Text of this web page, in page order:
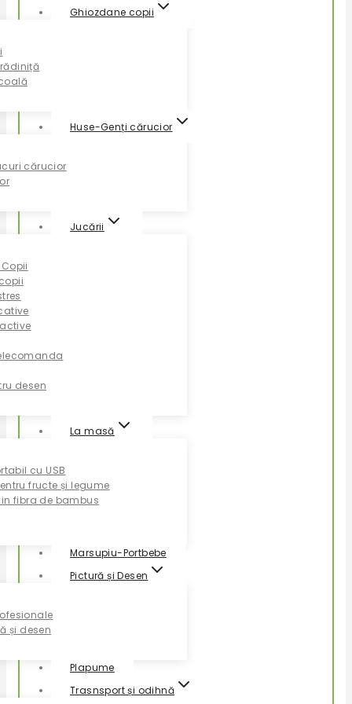
Ghiozdane copii
Huse-Genți cărucior
cărucior
Jucării
desen
La masă
cu USB
fructe și legume
fibra de bambus
Marsupiu-Portbebe
Pictură și Desen
și desen
Plapume
Trasnsport și odihnă